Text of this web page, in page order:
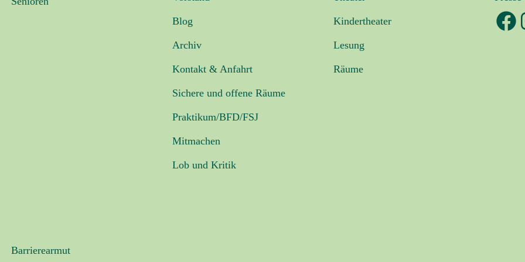
Blog
Archiv
Kontakt & Anfahrt
Sichere und offene Räume
Praktikum/BFD/FSJ
Mitmachen
Lob und Kritik
Kindertheater
Lesung
Räume
Facebook
Barrierearmut